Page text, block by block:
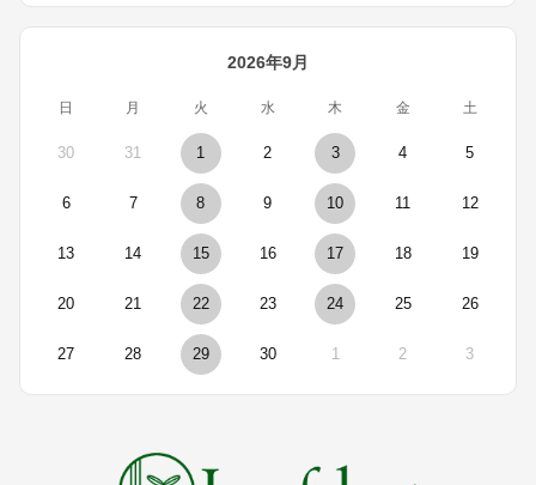
2026年9月
日 月 火 水 木 金 土
30 31 1 2 3 4 5
6 7 8 9 10 11 12
13 14 15 16 17 18 19
20 21 22 23 24 25 26
27 28 29 30 1 2 3